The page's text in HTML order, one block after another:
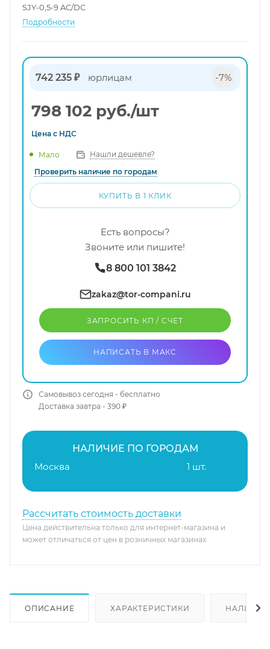
SJY-0,5-9 AC/DC
Подробности
742 235 ₽ юрлицам -7%
798 102 руб./шт
Цена с НДС
Мало
Нашли дешевле?
Проверить наличие по городам
КУПИТЬ В 1 КЛИК
Есть вопросы?
Звоните или пишите!
8 800 101 3842
zakaz@tor-compani.ru
ЗАПРОСИТЬ КП / CЧЕТ
НАПИСАТЬ В МАКС
Самовывоз сегодня - бесплатно
Доставка завтра - 390 ₽
НАЛИЧИЕ ПО ГОРОДАМ
Москва
1 шт.
Рассчитать стоимость доставки
Цена действительна только для интернет-магазина и
может отличаться от цен в розничных магазинах
ОПИСАНИЕ ХАРАКТЕРИСТИКИ